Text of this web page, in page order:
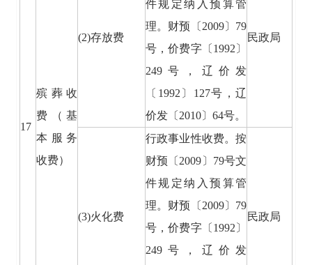
17
殡葬收
费（基
本服务
收费）
(2)存放费
件规定纳入预算管
理。财预〔2009〕79
号，价费字〔1992〕
249号，辽价发
〔1992〕127号，辽
价发〔2010〕64号。
民政局
(3)火化费
行政事业性收费。按
财预〔2009〕79号文
件规定纳入预算管
理。财预〔2009〕79
号，价费字〔1992〕
249号，辽价发
民政局